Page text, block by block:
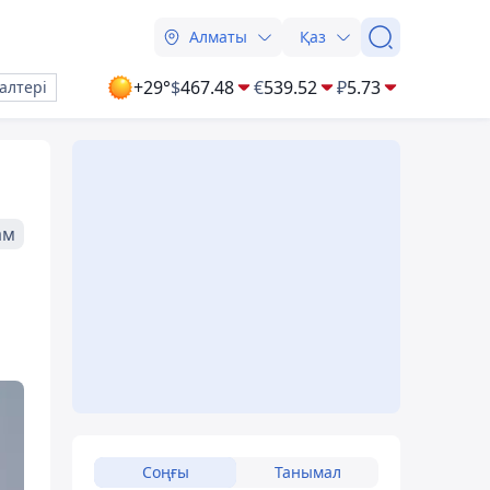
Алматы Қаз
+29°$467.48 €539.52 ₽5.73
Соңғы Танымал